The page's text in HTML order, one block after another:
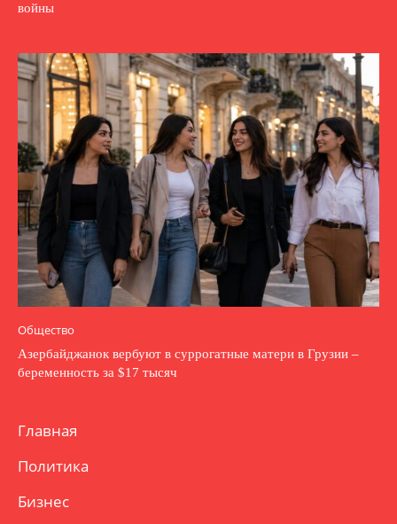
войны
Общество
Азербайджанок вербуют в суррогатные матери в Грузии –
беременность за $17 тысяч
Главная
Политика
Бизнес